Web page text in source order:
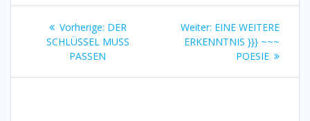
Beitragsnavigation
Vorherige: Vorheriger
Beitrag:
DER
SCHLÜSSEL MUSS
PASSEN
Weiter: Nächster
Beitrag:
EINE WEITERE
ERKENNTNIS }}} ~~~
POESIE